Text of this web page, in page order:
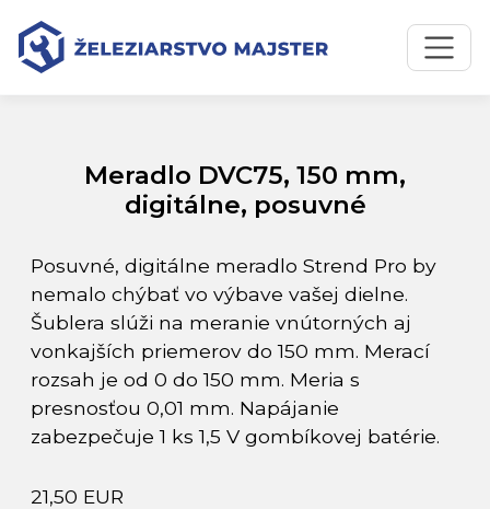
Preskočiť na obsah
Preskočiť na hlavné menu
Úvodná stránka
Meradlo DVC75, 150 mm, digitálne, posuvné
Meradlo DVC75, 150 mm,
digitálne, posuvné
Posuvné, digitálne meradlo Strend Pro by
nemalo chýbať vo výbave vašej dielne.
Šublera slúži na meranie vnútorných aj
vonkajších priemerov do 150 mm. Merací
rozsah je od 0 do 150 mm. Meria s
presnosťou 0,01 mm. Napájanie
zabezpečuje 1 ks 1,5 V gombíkovej batérie.
21,50 EUR